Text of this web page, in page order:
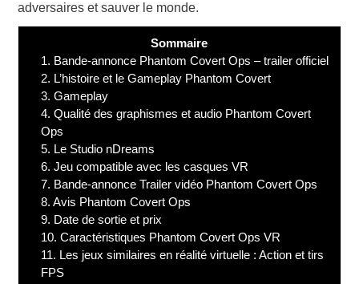
adversaires et sauver le monde.
Sommaire
1. Bande-annonce Phantom Covert Ops – trailer officiel
2. L’histoire et le Gameplay Phantom Covert
3. Gameplay
4. Qualité des graphismes et audio Phantom Covert
Ops
5. Le Studio nDreams
6. Jeu compatible avec les casques VR
7. Bande-annonce Trailer vidéo Phantom Covert Ops
8. Avis Phantom Covert Ops
9. Date de sortie et prix
10. Caractéristiques Phantom Covert Ops VR
11. Les jeux similaires en réalité virtuelle : Action et tirs
FPS